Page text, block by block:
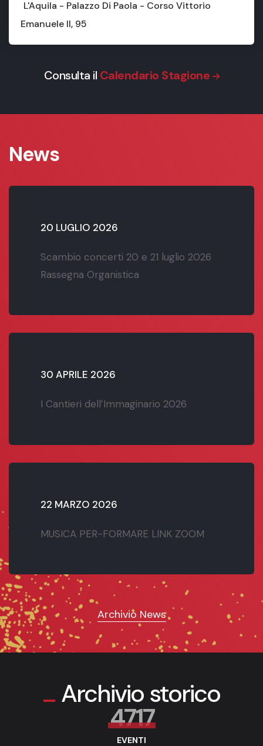
L'Aquila - Palazzo Di Paola - Corso Vittorio
Emanuele II, 95
Consulta il Calendario Stagione
News
20 LUGLIO 2026
Scambio concerti 20 e 21 luglio 2026
Rassegna Organistica
30 APRILE 2026
I Cantieri dell’Immaginario 2026
22 MARZO 2026
MUSICA PER-FORMARE LINK ZOOM
Archivio News
Archivio storico
4717
EVENTI